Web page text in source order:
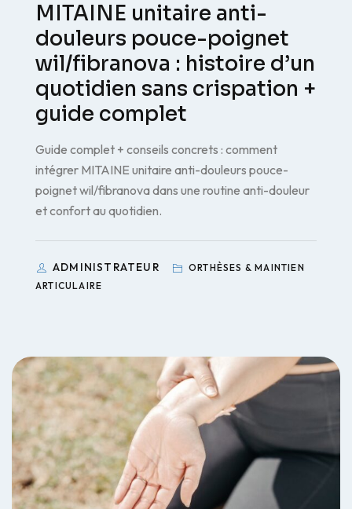
MITAINE unitaire anti-
douleurs pouce-poignet
wil/fibranova : histoire d’un
quotidien sans crispation +
guide complet
Guide complet + conseils concrets : comment
intégrer MITAINE unitaire anti-douleurs pouce-
poignet wil/fibranova dans une routine anti-douleur
et confort au quotidien.
ADMINISTRATEUR
ORTHÈSES & MAINTIEN
ARTICULAIRE